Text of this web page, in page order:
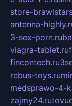
store-
antenna-
3-sex-porn.ru
viagra-tablet.ru
fincontech.ru
rebus-toys.ru
medsprawo-4-
zajmy24.ru